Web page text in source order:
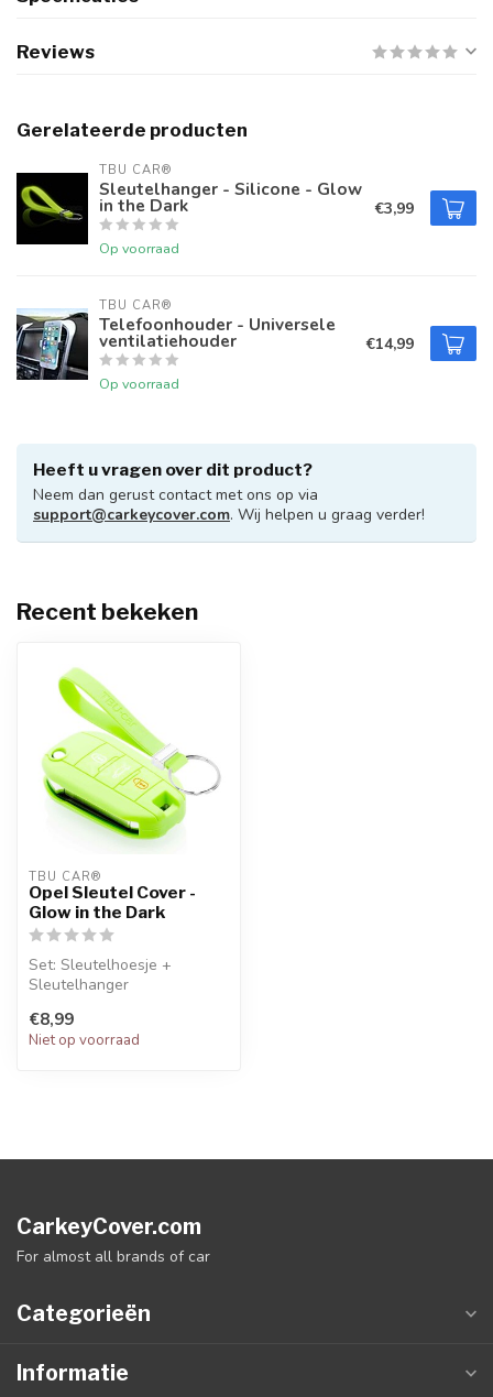
Reviews
Gerelateerde producten
TBU CAR®
Sleutelhanger - Silicone - Glow
in the Dark
Op voorraad
€3,99
TBU CAR®
Telefoonhouder - Universele
ventilatiehouder
Op voorraad
€14,99
Heeft u vragen over dit product?
Neem dan gerust contact met ons op via
support@carkeycover.com. Wij helpen u graag verder!
Recent bekeken
TBU CAR®
Opel Sleutel Cover -
Glow in the Dark
Set: Sleutelhoesje +
Sleutelhanger
€8,99
Niet op voorraad
CarkeyCover.com
For almost all brands of car
Categorieën
Informatie